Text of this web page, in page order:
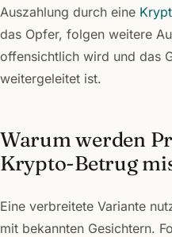
Auszahlung durch eine
das Opfer, folgen weitere
offensichtlich wird und das
weitergeleitet ist.
Warum werden
Krypto-Betrug
Eine verbreitete Variante
mit bekannten Gesichtern.